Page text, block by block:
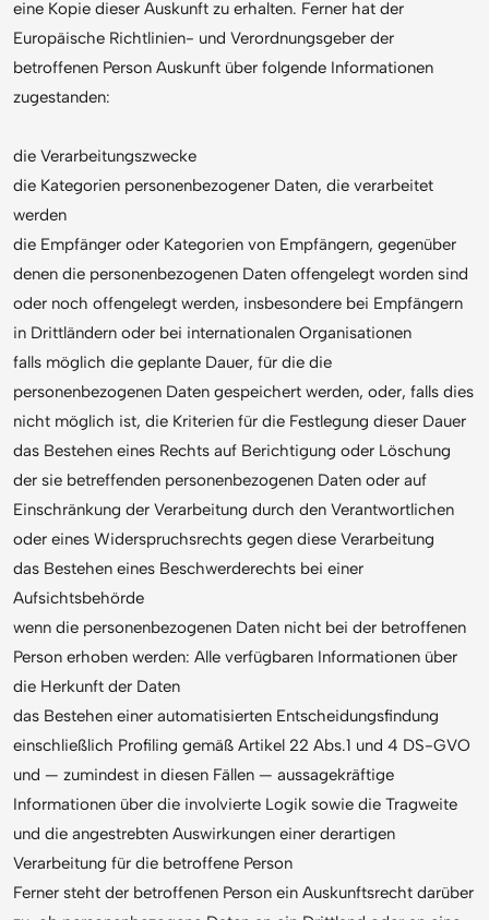
eine Kopie dieser Auskunft zu erhalten. Ferner hat der
Europäische Richtlinien- und Verordnungsgeber der
betroffenen Person Auskunft über folgende Informationen
zugestanden:
die Verarbeitungszwecke
die Kategorien personenbezogener Daten, die verarbeitet
werden
die Empfänger oder Kategorien von Empfängern, gegenüber
denen die personenbezogenen Daten offengelegt worden sind
oder noch offengelegt werden, insbesondere bei Empfängern
in Drittländern oder bei internationalen Organisationen
falls möglich die geplante Dauer, für die die
personenbezogenen Daten gespeichert werden, oder, falls dies
nicht möglich ist, die Kriterien für die Festlegung dieser Dauer
das Bestehen eines Rechts auf Berichtigung oder Löschung
der sie betreffenden personenbezogenen Daten oder auf
Einschränkung der Verarbeitung durch den Verantwortlichen
oder eines Widerspruchsrechts gegen diese Verarbeitung
das Bestehen eines Beschwerderechts bei einer
Aufsichtsbehörde
wenn die personenbezogenen Daten nicht bei der betroffenen
Person erhoben werden: Alle verfügbaren Informationen über
die Herkunft der Daten
das Bestehen einer automatisierten Entscheidungsfindung
einschließlich Profiling gemäß Artikel 22 Abs.1 und 4 DS-GVO
und — zumindest in diesen Fällen — aussagekräftige
Informationen über die involvierte Logik sowie die Tragweite
und die angestrebten Auswirkungen einer derartigen
Verarbeitung für die betroffene Person
Ferner steht der betroffenen Person ein Auskunftsrecht darüber